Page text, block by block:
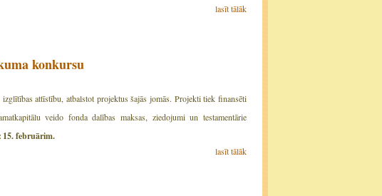
lasīt tālāk
konkursu
attīstību, atbalstot projektus šajās jomās. Projekti tiek finansēti
veido fonda dalības maksas, ziedojumi un testamentārie
februārim.
lasīt tālāk